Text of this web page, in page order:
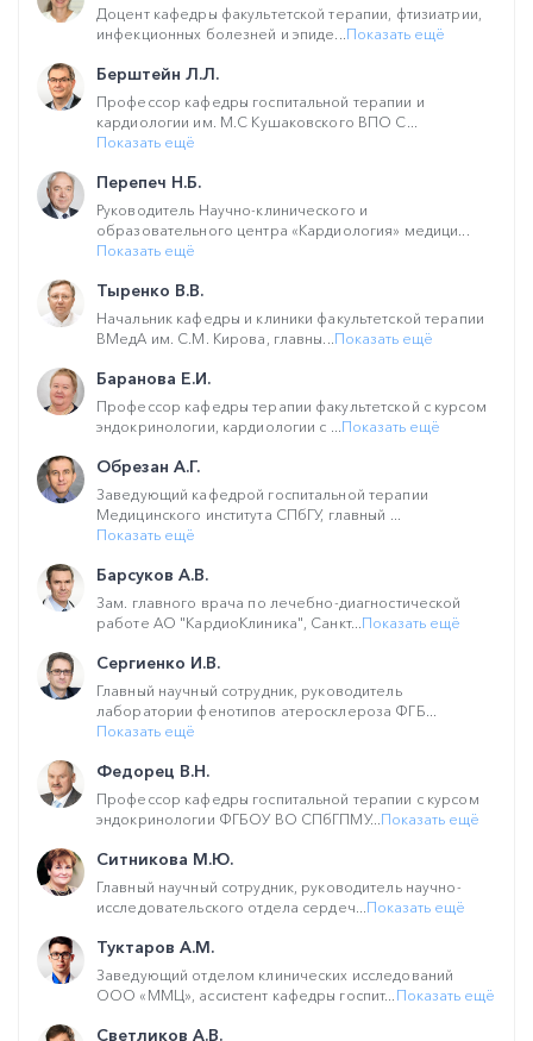
Доцент кафедры факультетской терапии, фтизиатрии,
инфекционных болезней и эпиде...Показать ещё
Берштейн Л.Л.
Профессор кафедры госпитальной терапии и
кардиологии им. М.С Кушаковского ВПО С...
Показать ещё
Перепеч Н.Б.
Руководитель Научно-клинического и
образовательного центра «Кардиология» медици...
Показать ещё
Тыренко В.В.
Начальник кафедры и клиники факультетской терапии
ВМедА им. С.М. Кирова, главны...Показать ещё
Баранова Е.И.
Профессор кафедры терапии факультетской с курсом
эндокринологии, кардиологии с ...Показать ещё
Обрезан А.Г.
Заведующий кафедрой госпитальной терапии
Медицинского института СПбГУ, главный ...
Показать ещё
Барсуков А.В.
Зам. главного врача по лечебно-диагностической
работе АО "КардиоКлиника", Санкт...Показать ещё
Сергиенко И.В.
Главный научный сотрудник, руководитель
лаборатории фенотипов атеросклероза ФГБ...
Показать ещё
Федорец В.Н.
Профессор кафедры госпитальной терапии с курсом
эндокринологии ФГБОУ ВО СПбГПМУ...Показать ещё
Ситникова М.Ю.
Главный научный сотрудник, руководитель научно-
исследовательского отдела сердеч...Показать ещё
Туктаров А.М.
Заведующий отделом клинических исследований
ООО «ММЦ», ассистент кафедры госпит... Показать ещё
Светликов А.В.